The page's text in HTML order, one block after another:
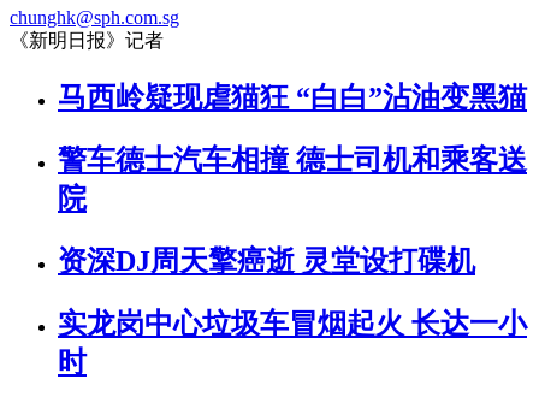
chunghk@sph.com.sg
《新明日报》记者
马西岭疑现虐猫狂 “白白”沾油变黑猫
警车德士汽车相撞 德士司机和乘客送
院
资深DJ周天擎癌逝 灵堂设打碟机
实龙岗中心垃圾车冒烟起火 长达一小
时